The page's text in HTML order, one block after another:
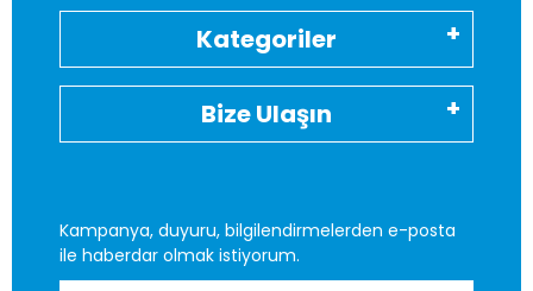
Kategoriler
Bize Ulaşın
Kampanya, duyuru, bilgilendirmelerden e-posta
ile haberdar olmak istiyorum.